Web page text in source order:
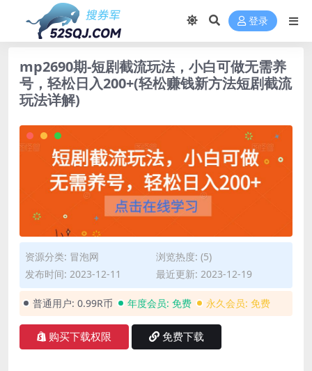
登录
mp2690期-短剧截流玩法，小白可做无需养
号，轻松日入200+(轻松赚钱新方法短剧截流
玩法详解)
资源分类: 冒泡网
浏览热度: (5)
发布时间: 2023-12-11
最近更新: 2023-12-19
普通用户: 0.99R币 年度会员: 免费 永久会员: 免费
购买下载权限 免费下载